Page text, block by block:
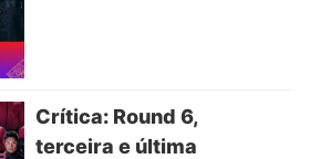
Crítica: Round 6,
terceira e última